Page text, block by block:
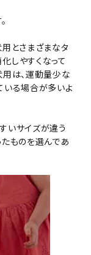
用とさまざまなタ
しやすくなって
用は、運動量少な
いる場合が多いよ
いサイズが違う
たものを選んであ